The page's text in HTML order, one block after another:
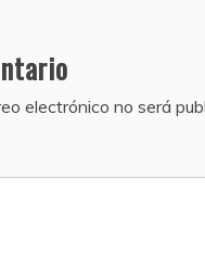
electrónico no será